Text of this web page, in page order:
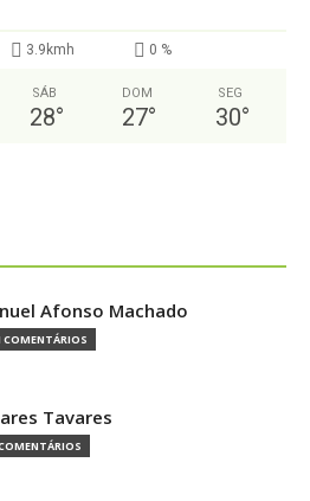
3.9kmh 0 %
SÁB
28°
DOM
27°
SEG
30°
Afonso Machado
COMENTÁRIOS
Tavares